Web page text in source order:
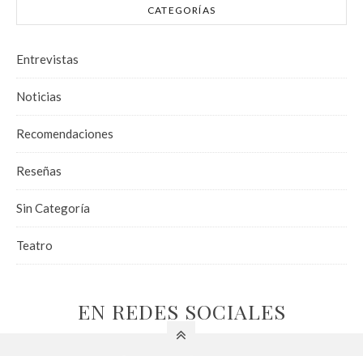
CATEGORÍAS
Entrevistas
Noticias
Recomendaciones
Reseñas
Sin Categoría
Teatro
EN REDES SOCIALES